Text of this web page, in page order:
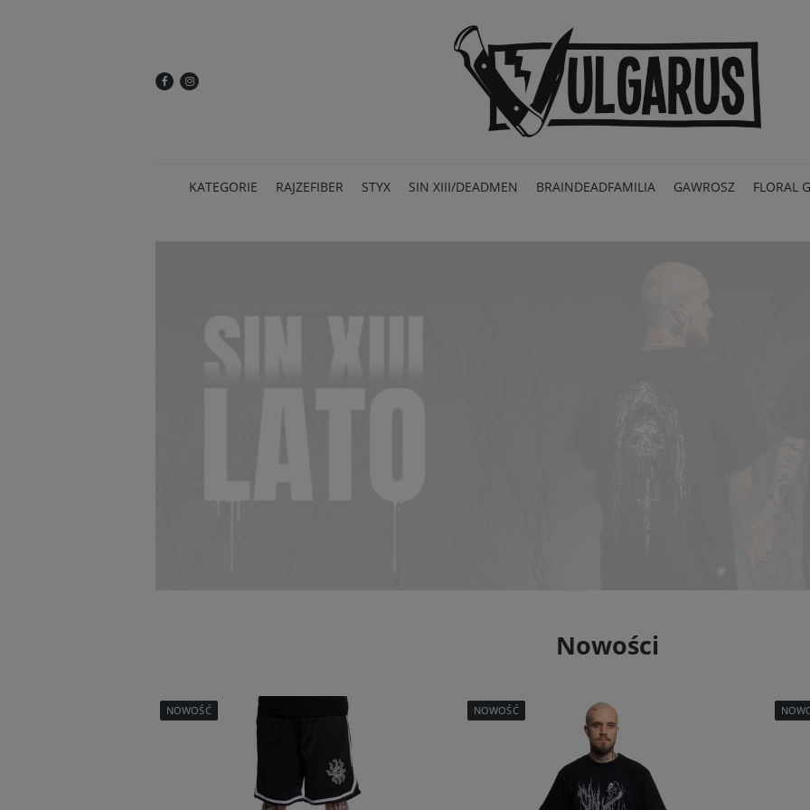
KATEGORIE RAJZEFIBER STYX SIN XIII/DEADMEN BRAINDEADFAMILIA GAWROSZ FLORAL
Nowości
NOWOŚĆ NOWOŚĆ